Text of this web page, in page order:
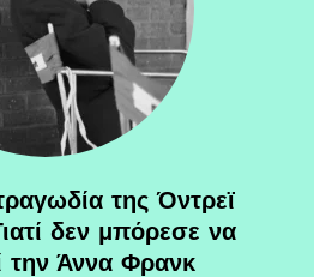
της Όντρεϊ
δεν μπόρεσε να
την Άννα Φρανκ